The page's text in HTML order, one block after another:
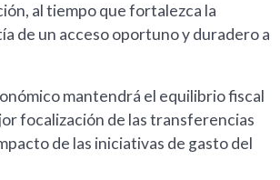
al tiempo que fortalezca la
de un acceso oportuno y duradero a
mantendrá el equilibrio fiscal
focalización de las transferencias
de las iniciativas de gasto del